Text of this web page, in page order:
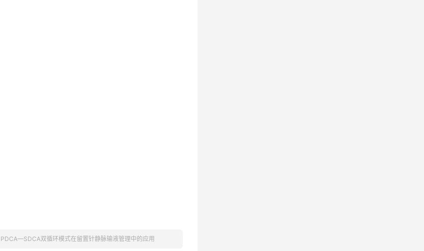
双循环模式在留置针静脉输液管理中的应用